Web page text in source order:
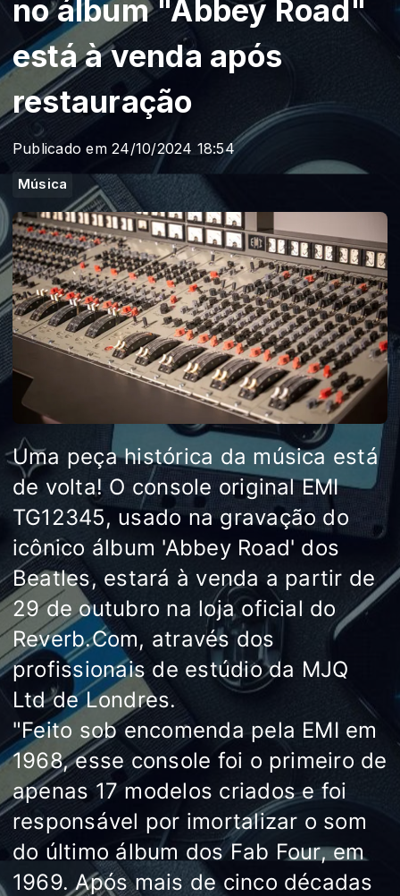
no álbum "Abbey Road"
está à venda após
restauração
Publicado em 24/10/2024 18:54
Música
Uma peça histórica da música está
de volta! O console original EMI
TG12345, usado na gravação do
icônico álbum 'Abbey Road' dos
Beatles, estará à venda a partir de
29 de outubro na loja oficial do
Reverb.Com, através dos
profissionais de estúdio da MJQ
Ltd de Londres.
"Feito sob encomenda pela EMI em
1968, esse console foi o primeiro de
apenas 17 modelos criados e foi
responsável por imortalizar o som
do último álbum dos Fab Four, em
1969. Após mais de cinco décadas